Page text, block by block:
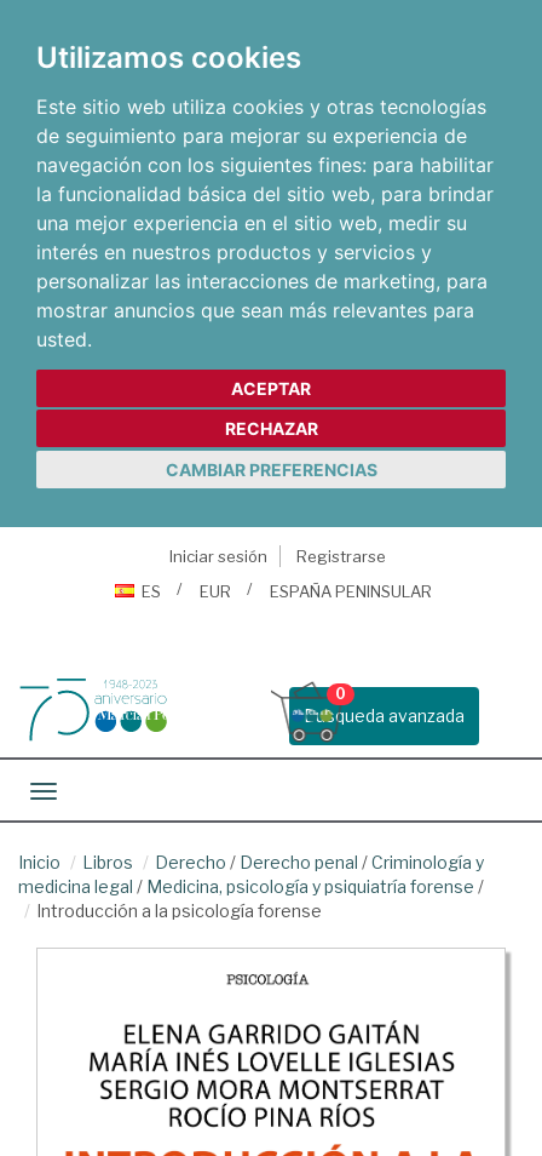
Utilizamos cookies
Este sitio web utiliza cookies y otras tecnologías
de seguimiento para mejorar su experiencia de
navegación con los siguientes fines: para habilitar
la funcionalidad básica del sitio web, para brindar
una mejor experiencia en el sitio web, medir su
interés en nuestros productos y servicios y
personalizar las interacciones de marketing, para
mostrar anuncios que sean más relevantes para
usted.
ACEPTAR
RECHAZAR
CAMBIAR PREFERENCIAS
Iniciar sesión
Registrarse
ES
EUR ESPAÑA PENINSULAR
Busqueda avanzada
0
Toggle navigation
Inicio Libros Derecho / Derecho penal /Criminología y
medicina legal / Medicina, psicología y psiquiatría forense /
Introducción a la psicología forense